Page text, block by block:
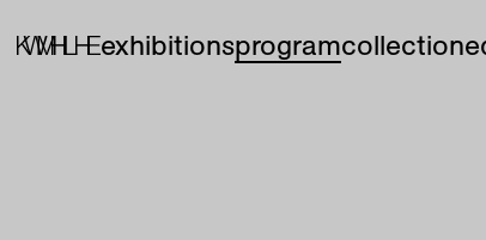
exhibitionsprogramcollection